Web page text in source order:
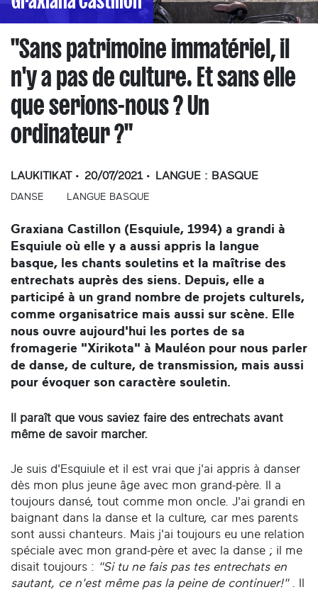
"Sans patrimoine immatériel, il
n'y a pas de culture. Et sans elle
que serions-nous ? Un
ordinateur ?"
LAUKITIKAT 20/07/2021 LANGUE : BASQUE
DANSE LANGUE BASQUE
Graxiana Castillon (Esquiule, 1994) a grandi à
Esquiule où elle y a aussi appris la langue
basque, les chants souletins et la maîtrise des
entrechats auprès des siens. Depuis, elle a
participé à un grand nombre de projets culturels,
comme organisatrice mais aussi sur scène. Elle
nous ouvre aujourd'hui les portes de sa
fromagerie "Xirikota" à Mauléon pour nous parler
de danse, de culture, de transmission, mais aussi
pour évoquer son caractère souletin.
Il paraît que vous saviez faire des entrechats avant
même de savoir marcher.
Je suis d'Esquiule et il est vrai que j'ai appris à danser
dès mon plus jeune âge avec mon grand-père. Il a
toujours dansé, tout comme mon oncle. J'ai grandi en
baignant dans la danse et la culture, car mes parents
sont aussi chanteurs. Mais j'ai toujours eu une relation
spéciale avec mon grand-père et avec la danse ; il me
disait toujours : "Si tu ne fais pas tes entrechats en
sautant, ce n'est même pas la peine de continuer!". Il